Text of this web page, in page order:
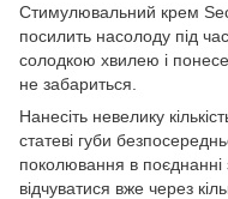
Стимулювальний крем
посилить насолоду під
солодкою хвилею і
не забариться.
Нанесіть невелику
статеві губи
поколювання в поєднанні
відчуватися вже через